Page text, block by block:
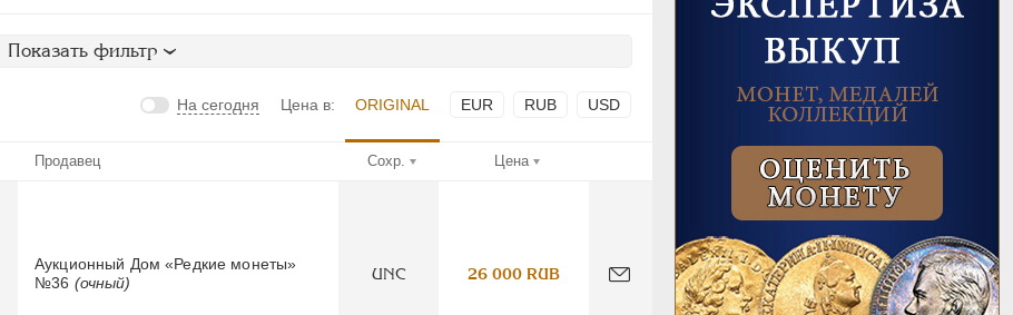
Показать фильтр
На сегодня Цена в: ORIGINAL EUR RUB USD
Продавец Сохр. Цена
Аукционный Дом «Редкие монеты»
№36 (очный)
UNC 26 000 RUB